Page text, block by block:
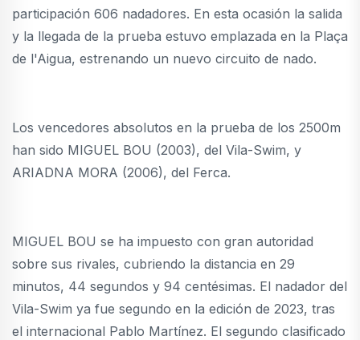
participación 606 nadadores. En esta ocasión la salida
y la llegada de la prueba estuvo emplazada en la Plaça
de l'Aigua, estrenando un nuevo circuito de nado.
Los vencedores absolutos en la prueba de los 2500m
han sido MIGUEL BOU (2003), del Vila-Swim, y
ARIADNA MORA (2006), del Ferca.
MIGUEL BOU se ha impuesto con gran autoridad
sobre sus rivales, cubriendo la distancia en 29
minutos, 44 segundos y 94 centésimas. El nadador del
Vila-Swim ya fue segundo en la edición de 2023, tras
el internacional Pablo Martínez. El segundo clasificado